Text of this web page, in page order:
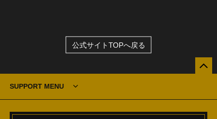
公式サイトTOPへ戻る
SUPPORT MENU